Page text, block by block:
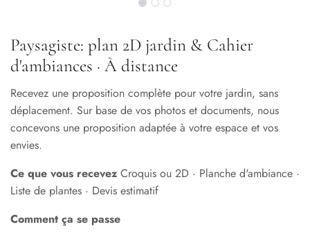
Paysagiste: plan 2D jardin & Cahier
d'ambiances · À distance
Recevez une proposition complète pour votre jardin, sans
déplacement. Sur base de vos photos et documents, nous
concevons une proposition adaptée à votre espace et vos
envies.
Ce que vous recevez Croquis ou 2D · Planche d'ambiance ·
Liste de plantes · Devis estimatif
Comment ça se passe